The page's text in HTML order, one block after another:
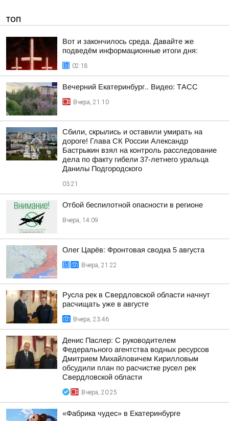
ТОП
Вот и закончилось среда. Давайте же
подведём информационные итоги дня:
02:18
Вечерний Екатеринбург.. Видео: ТАСС
Вчера, 21:10
Сбили, скрылись и оставили умирать на
дороге! Глава СК России Александр
Бастрыкин взял на контроль расследование
дела по факту гибели 37-летнего уральца
Данилы Подгородского
03:21
Отбой беспилотной опасности в регионе
Вчера, 14:09
Олег Царёв: Фронтовая сводка 5 августа
Вчера, 21:22
Русла рек в Свердловской области начнут
расчищать уже в августе
Вчера, 23:46
Денис Паслер: С руководителем
Федерального агентства водных ресурсов
Дмитрием Михайловичем Кирилловым
обсудили план по расчистке русел рек
Свердловской области
Вчера, 20:25
«Фабрика чудес» в Екатеринбурге